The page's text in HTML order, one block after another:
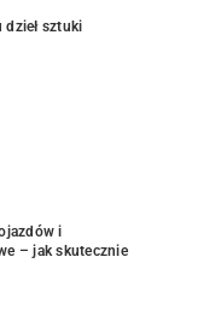
dzieł sztuki
i
– jak skutecznie